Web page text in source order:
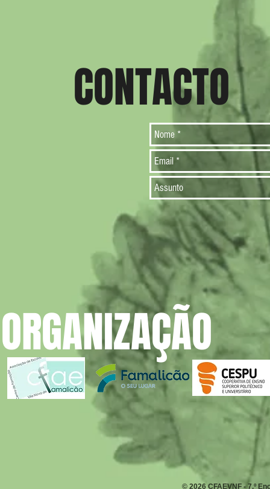
CONTACTO
ORGANIZAÇÃO
© 2026 CFAEVNF - 7.º